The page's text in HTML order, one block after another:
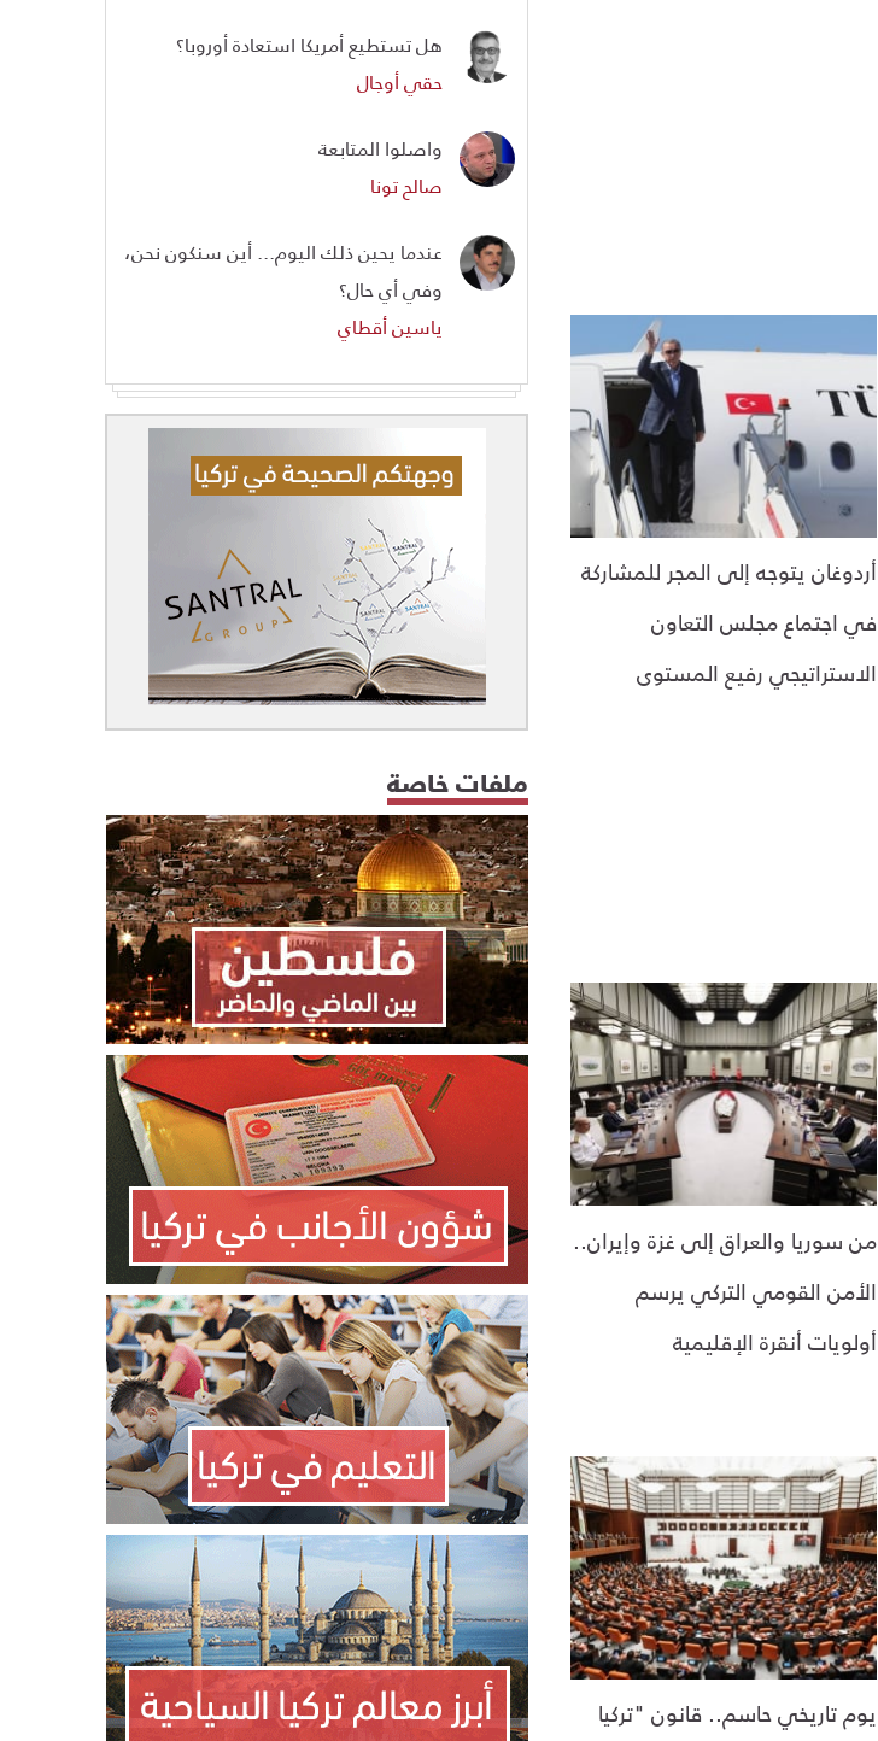
أردوغان يتوجه إلى المجر للمشاركة
في اجتماع مجلس التعاون
الاستراتيجي رفيع المستوى
من سوريا والعراق إلى غزة وإيران..
الأمن القومي التركي يرسم
أولويات أنقرة الإقليمية
يوم تاريخي حاسم.. قانون "تركيا
هل تستطيع أمريكا استعادة أوروبا؟
حقي أوجال
واصلوا المتابعة
صالح تونا
عندما يحين ذلك اليوم... أين سنكون نحن،
وفي أي حال؟
ياسين أقطاي
ملفات خاصة